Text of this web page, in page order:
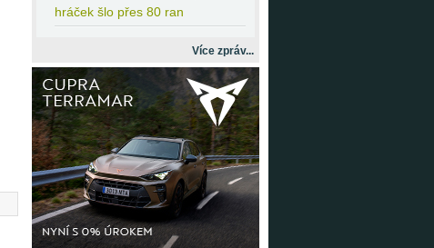
hráček šlo přes 80 ran
Více zpráv...